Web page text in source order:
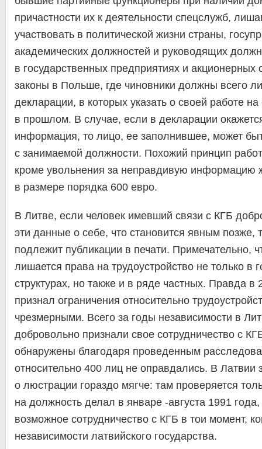
причастности их к деятельности спецслужб,
участвовать в политической жизни страны,
академических должностей и руководящих
в государственных предприятиях и акционерных
законы в Польше, где чиновники должны всего
декларации, в которых указать о своей работе
в прошлом. В случае, если в декларации
информация, то лицо, ее заполнившее, может
с занимаемой должности. Похожий принцип
кроме увольнения за неправдивую
в размере порядка 600 евро.
В Литве, если человек имевший связи с КГБ
эти данные о себе, что становится явным позже,
подлежит публикации в печати. Примечательно,
лишается права на трудоустройство не только в
структурах, но также и в ряде частных. Правда в
признал ограничения относительно
чрезмерными. Всего за годы независимости в
добровольно признали свое сотрудничество с
обнаружены благодаря проведенным
относительно 400 лиц не оправдались. В Латвии
о люстрации гораздо мягче: там проверяется
на должность делал в январе -августа 1991 года,
возможное сотрудничество с КГБ в тои момент,
независимости латвийского государства.